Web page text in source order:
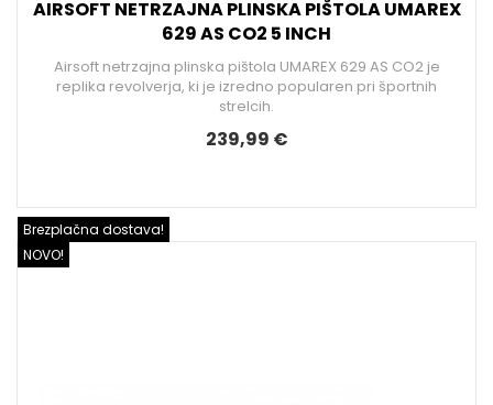
AIRSOFT NETRZAJNA PLINSKA PIŠTOLA UMAREX
629 AS CO2 5 INCH
Airsoft netrzajna plinska pištola UMAREX 629 AS CO2 je
replika revolverja, ki je izredno popularen pri športnih
strelcih.
239,99 €
NOVO!
Brezplačna dostava!